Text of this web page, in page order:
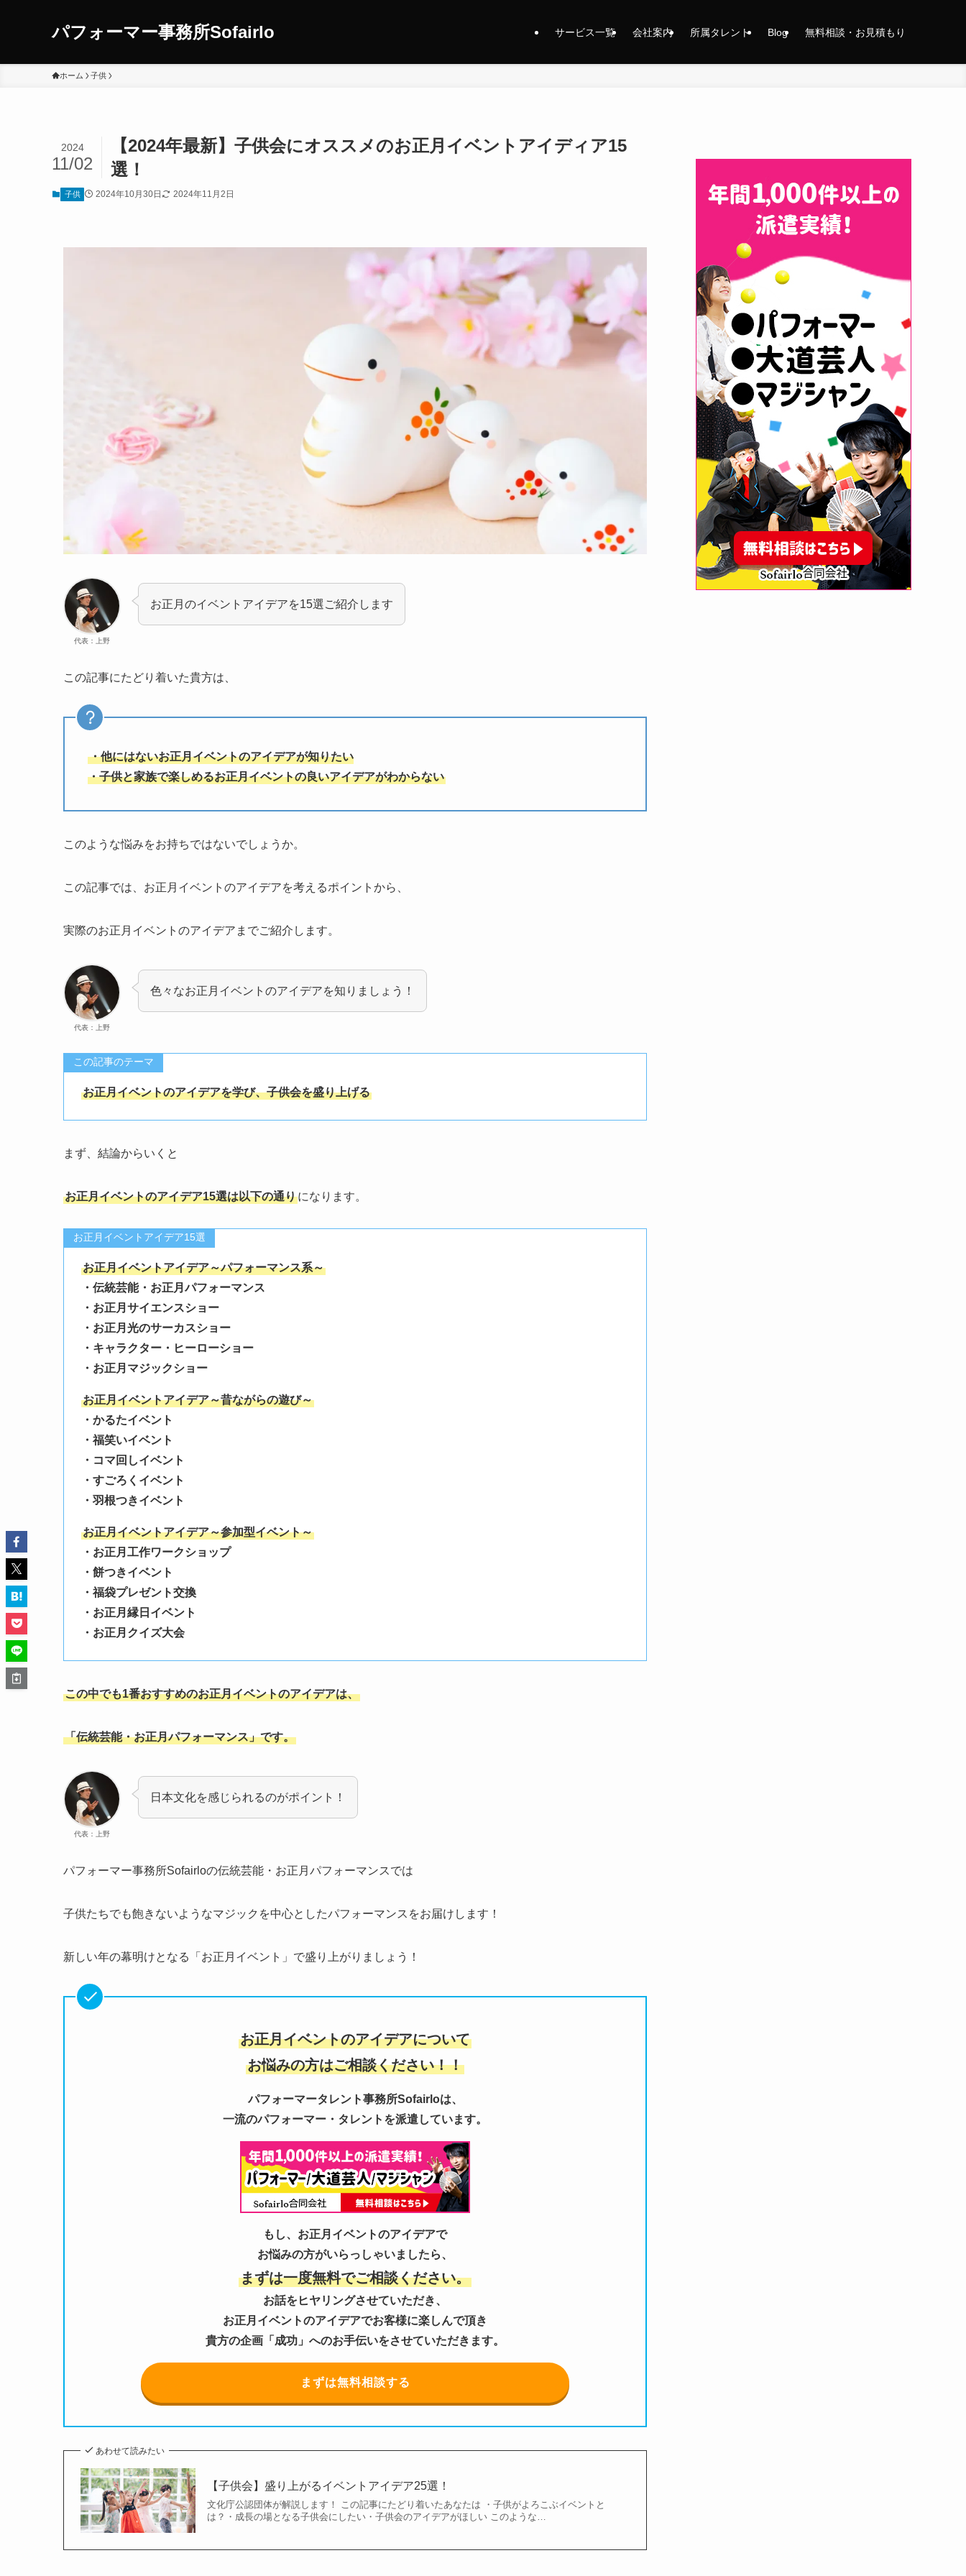
パフォーマー事務所Sofairlo サービス一覧 会社案内 所属タレント Blog 無料相談・お見積もり
ホーム 子供
【2024年最新】子供会にオススメのお正月イベントアイディア15
選！
2024
11/02
子供 2024年10月30日 2024年11月2日
代表：上野
お正月のイベントアイデアを15選ご紹介します
この記事にたどり着いた貴方は、
・他にはないお正月イベントのアイデアが知りたい
・子供と家族で楽しめるお正月イベントの良いアイデアがわからない
このような悩みをお持ちではないでしょうか。
この記事では、お正月イベントのアイデアを考えるポイントから、
実際のお正月イベントのアイデアまでご紹介します。
代表：上野
色々なお正月イベントのアイデアを知りましょう！
この記事のテーマ
お正月イベントのアイデアを学び、子供会を盛り上げる
まず、結論からいくと
お正月イベントのアイデア15選は以下の通りになります。
お正月イベントアイデア15選
お正月イベントアイデア～パフォーマンス系～
・伝統芸能・お正月パフォーマンス
・お正月サイエンスショー
・お正月光のサーカスショー
・キャラクター・ヒーローショー
・お正月マジックショー
お正月イベントアイデア～昔ながらの遊び～
・かるたイベント
・福笑いイベント
・コマ回しイベント
・すごろくイベント
・羽根つきイベント
お正月イベントアイデア～参加型イベント～
・お正月工作ワークショップ
・餅つきイベント
・福袋プレゼント交換
・お正月縁日イベント
・お正月クイズ大会
この中でも1番おすすめのお正月イベントのアイデアは、
「伝統芸能・お正月パフォーマンス」です。
代表：上野
日本文化を感じられるのがポイント！
パフォーマー事務所Sofairloの伝統芸能・お正月パフォーマンスでは
子供たちでも飽きないようなマジックを中心としたパフォーマンスをお届けします！
新しい年の幕明けとなる「お正月イベント」で盛り上がりましょう！
お正月イベントのアイデアについて
お悩みの方はご相談ください！！
パフォーマータレント事務所Sofairloは、
一流のパフォーマー・タレントを派遣しています。
もし、お正月イベントのアイデアで
お悩みの方がいらっしゃいましたら、
まずは一度無料でご相談ください。
お話をヒヤリングさせていただき、
お正月イベントのアイデアでお客様に楽しんで頂き
貴方の企画「成功」へのお手伝いをさせていただきます。
まずは無料相談する
あわせて読みたい
【子供会】盛り上がるイベントアイデア25選！
文化庁公認団体が解説します！ この記事にたどり着いたあなたは ・子供がよろこぶイベントと
は？・成長の場となる子供会にしたい・子供会のアイデアがほしい このような…